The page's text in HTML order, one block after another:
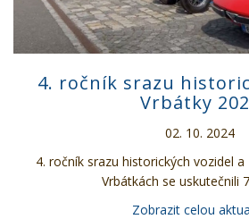
4. ročník srazu
Vrbátky
02. 10. 2024
4. ročník srazu historických vozidel
Vrbátkách se uskutečnili
Zobrazit celou